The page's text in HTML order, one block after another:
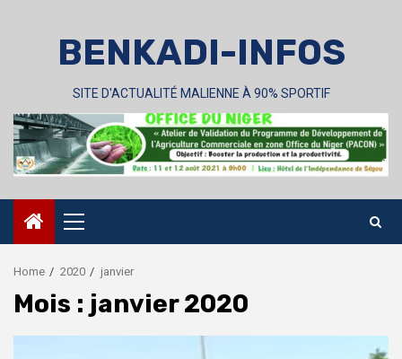
BENKADI-INFOS
SITE D'ACTUALITÉ MALIENNE À 90% SPORTIF
Primary
Menu
Home 2020 janvier
Mois : janvier 2020